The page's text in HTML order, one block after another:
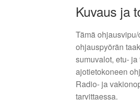
Kuvaus ja
Tämä
ohjauspyörän
sumuvalot, etu-
ajotietokoneen
Radio- ja
tarvittaessa.